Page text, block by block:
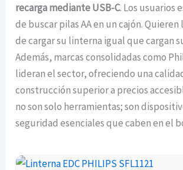
recarga mediante USB-C. Los usuarios
de buscar pilas AA en un cajón.
de cargar su linterna igual que cargan
Además, marcas consolidadas como
lideran el sector, ofreciendo una
construcción superior a precios
no son solo herramientas; son
seguridad esenciales que caben en el